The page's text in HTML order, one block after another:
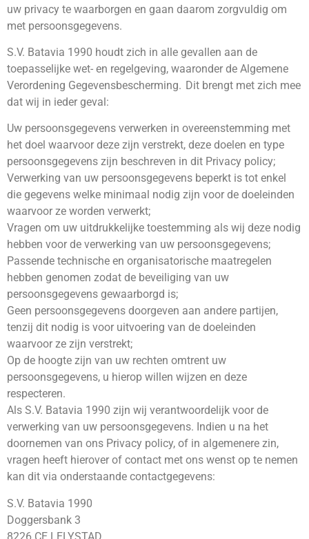
uw privacy te waarborgen en gaan daarom zorgvuldig om
met persoonsgegevens.
S.V. Batavia 1990 houdt zich in alle gevallen aan de
toepasselijke wet- en regelgeving, waaronder de Algemene
Verordening Gegevensbescherming. Dit brengt met zich mee
dat wij in ieder geval:
Uw persoonsgegevens verwerken in overeenstemming met
het doel waarvoor deze zijn verstrekt, deze doelen en type
persoonsgegevens zijn beschreven in dit Privacy policy;
Verwerking van uw persoonsgegevens beperkt is tot enkel
die gegevens welke minimaal nodig zijn voor de doeleinden
waarvoor ze worden verwerkt;
Vragen om uw uitdrukkelijke toestemming als wij deze nodig
hebben voor de verwerking van uw persoonsgegevens;
Passende technische en organisatorische maatregelen
hebben genomen zodat de beveiliging van uw
persoonsgegevens gewaarborgd is;
Geen persoonsgegevens doorgeven aan andere partijen,
tenzij dit nodig is voor uitvoering van de doeleinden
waarvoor ze zijn verstrekt;
Op de hoogte zijn van uw rechten omtrent uw
persoonsgegevens, u hierop willen wijzen en deze
respecteren.
Als S.V. Batavia 1990 zijn wij verantwoordelijk voor de
verwerking van uw persoonsgegevens. Indien u na het
doornemen van ons Privacy policy, of in algemenere zin,
vragen heeft hierover of contact met ons wenst op te nemen
kan dit via onderstaande contactgegevens:
S.V. Batavia 1990
Doggersbank 3